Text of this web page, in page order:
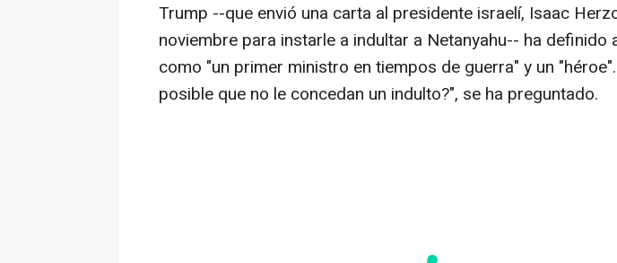
Trump --que envió una carta al presidente israelí, Isaac
noviembre para instarle a indultar a Netanyahu-- ha definido
como "un primer ministro en tiempos de guerra" y un
posible que no le concedan un indulto?", se ha preguntado.